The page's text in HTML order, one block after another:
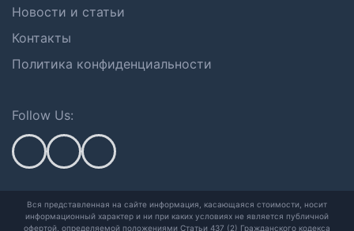
Новости и статьи
Контакты
Политика конфиденциальности
Follow Us:
Вся представленная на сайте информация, касающаяся стоимости, носит
информационный характер и ни при каких условиях не является публичной
офертой, определяемой положениями Статьи 437 (2) Гражданского кодекса